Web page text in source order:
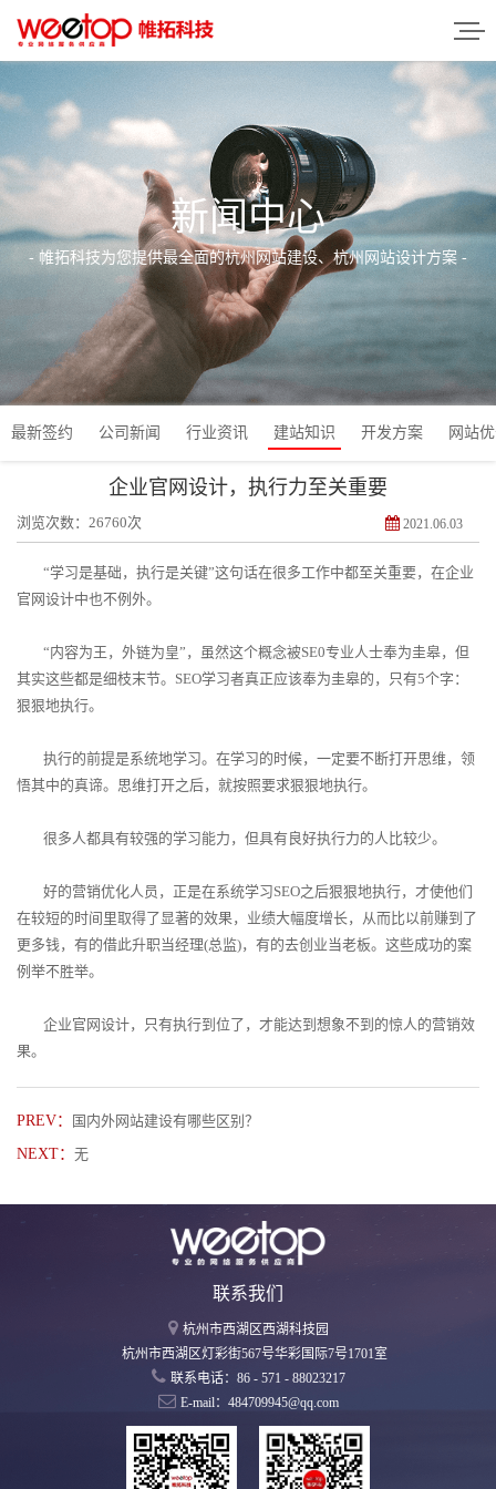
新闻中心
- 帷拓科技为您提供最全面的杭州网站建设、杭州网站设计方案 -
最新签约 公司新闻 行业资讯 建站知识 开发方案 网站
企业官网设计，执行力至关重要
2021.06.03
浏览次数：26760次
“学习是基础，执行是关键”这句话在很多工作中都至关重要，在企业
官网设计中也不例外。
“内容为王，外链为皇”，虽然这个概念被SE0专业人士奉为圭皋，但
其实这些都是细枝末节。SEO学习者真正应该奉为圭皋的，只有5个字：
狠狠地执行。
执行的前提是系统地学习。在学习的时候，一定要不断打开思维，领
悟其中的真谛。思维打开之后，就按照要求狠狠地执行。
很多人都具有较强的学习能力，但具有良好执行力的人比较少。
好的营销优化人员， 正是在系统学习SEO之后狠狠地执行，才使他们
在较短的时间里取得了显著的效果，业绩大幅度增长，从而比以前赚到了
更多钱，有的借此升职当经理(总监)，有的去创业当老板。这些成功的案
例举不胜举。
企业官网设计，只有执行到位了，才能达到想象不到的惊人的营销效
果。
PREV： 国内外网站建设有哪些区别？
NEXT： 无
联系我们
杭州市西湖区西湖科技园
杭州市西湖区灯彩街567号华彩国际7号1701室
联系电话：86 - 571 - 88023217
E-mail：484709945@qq.com